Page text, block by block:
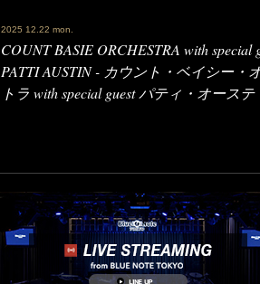
2025 12.22 mon.
COUNT BASIE ORCHESTRA with special
PATTI AUSTIN - カウント・ベイシー・
トラ with special guest パティ・オーステ